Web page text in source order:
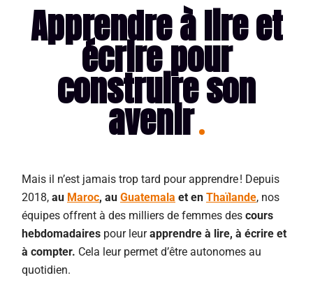
Apprendre à lire et
écrire pour
construire son
avenir
Mais il n’est jamais trop tard pour apprendre ! Depuis
2018, au Maroc, au Guatemala et en Thaïlande, nos
équipes offrent à des milliers de femmes des cours
hebdomadaires pour leurapprendre à lire, à écrire et
à compter. Cela leur permet d’être autonomes au
quotidien.